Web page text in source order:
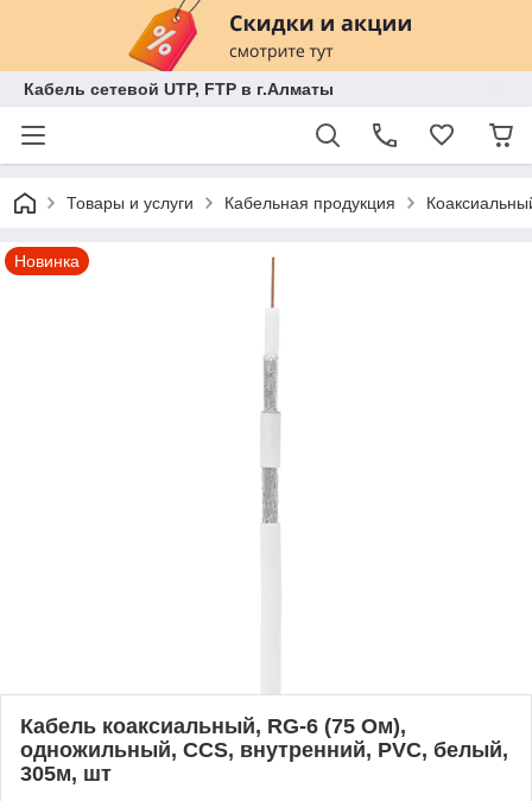
Кабель сетевой UTP, FTP в г.Алматы
Товары и услуги Кабельная продукция
Новинка
Кабель коаксиальный, RG-6 (75 Ом),
одножильный, CCS, внутренний, PVC, белый,
305м, шт